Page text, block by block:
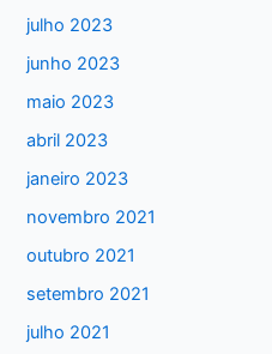
a
r
p
o
r
:
julho 2023
junho 2023
maio 2023
abril 2023
janeiro 2023
novembro 2021
outubro 2021
setembro 2021
julho 2021